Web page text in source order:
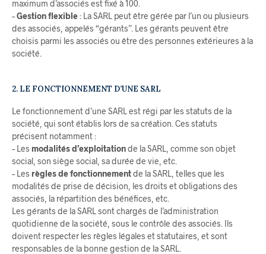
maximum d’associés est fixé à 100.
–Gestion flexible: La SARL peut être gérée par l’un ou plusieurs
des associés, appelés “gérants”. Les gérants peuvent être
choisis parmi les associés ou être des personnes extérieures à la
société.
2. LE FONCTIONNEMENT D’UNE SARL
Le fonctionnement d’une SARL est régi par les statuts de la
société, qui sont établis lors de sa création. Ces statuts
précisent notamment :
– Les modalités d’exploitationde la SARL, comme son objet
social, son siège social, sa durée de vie, etc.
– Les règles de fonctionnementde la SARL, telles que les
modalités de prise de décision, les droits et obligations des
associés, la répartition des bénéfices, etc.
Les gérants de la SARL sont chargés de l’administration
quotidienne de la société, sous le contrôle des associés. Ils
doivent respecter les règles légales et statutaires, et sont
responsables de la bonne gestion de la SARL.